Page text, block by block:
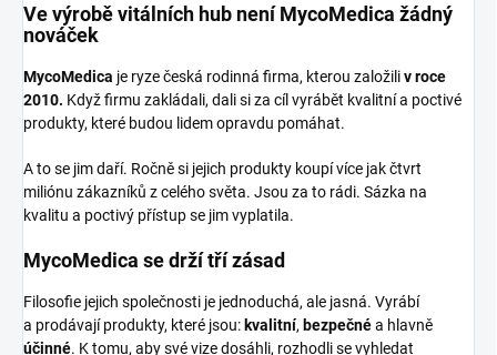
Ve výrobě vitálních hub není MycoMedica žádný
nováček
MycoMedica je ryze česká rodinná firma, kterou založiliv roce
2010. Když firmu zakládali, dali si za cíl vyrábět kvalitní a poctivé
produkty, které budou lidem opravdu pomáhat.
A to se jim daří. Ročně si jejich produkty koupí více jak čtvrt
miliónu zákazníků z celého světa. Jsou za to rádi. Sázka na
kvalitu a poctivý přístup se jim vyplatila.
MycoMedica se drží tří zásad
Filosofie jejich společnosti je jednoduchá, ale jasná. Vyrábí
a prodávají produkty, které jsou: kvalitní, bezpečnéa hlavně
účinné. K tomu, aby své vize dosáhli, rozhodli se vyhledat